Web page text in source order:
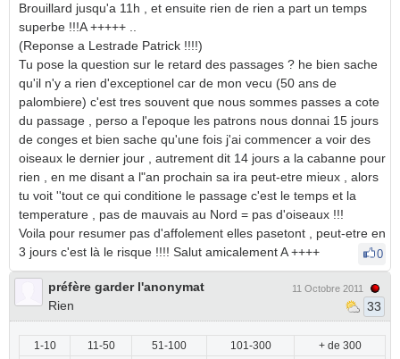
Brouillard jusqu'a 11h , et ensuite rien de rien a part un temps
superbe !!!A +++++ ..
(Reponse a Lestrade Patrick !!!!)
Tu pose la question sur le retard des passages ? he bien sache
qu'il n'y a rien d'exceptionel car de mon vecu (50 ans de
palombiere) c'est tres souvent que nous sommes passes a cote
du passage , perso a l'epoque les patrons nous donnai 15 jours
de conges et bien sache qu'une fois j'ai commencer a voir des
oiseaux le dernier jour , autrement dit 14 jours a la cabanne pour
rien , en me disant a l"an prochain sa ira peut-etre mieux , alors
tu voit ''tout ce qui conditione le passage c'est le temps et la
temperature , pas de mauvais au Nord = pas d'oiseaux !!!
Voila pour resumer pas d'affolement elles pasetont , peut-etre en
3 jours c'est là le risque !!!! Salut amicalement A ++++
0
préfère garder l'anonymat
Rien
11 Octobre 2011
33
1-10 11-50 51-100 101-300 + de 300